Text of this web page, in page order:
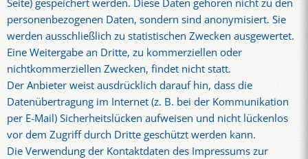
Seite) gespeichert werden. Diese Daten gehören nicht zu den
personenbezogenen Daten, sondern sind anonymisiert. Sie
werden ausschließlich zu statistischen Zwecken ausgewertet.
Eine Weitergabe an Dritte, zu kommerziellen oder
nichtkommerziellen Zwecken, findet nicht statt.
Der Anbieter weist ausdrücklich darauf hin, dass die
Datenübertragung im Internet (z. B. bei der Kommunikation
per E-Mail) Sicherheitslücken aufweisen und nicht lückenlos
vor dem Zugriff durch Dritte geschützt werden kann.
Die Verwendung der Kontaktdaten des Impressums zur